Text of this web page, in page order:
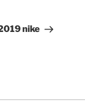
nike